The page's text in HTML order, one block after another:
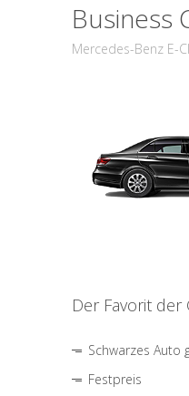
Business
Mercedes-Benz E-
Der Favorit
Schwarzes Auto
Festpreis